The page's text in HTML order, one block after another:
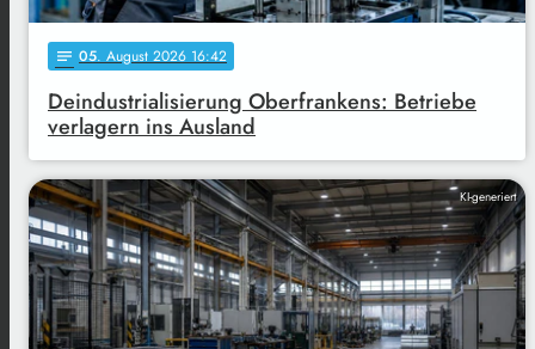
notes 05. August 2026 16:42
Deindustrialisierung Oberfrankens: Betriebe
verlagern ins Ausland
KI-generiert